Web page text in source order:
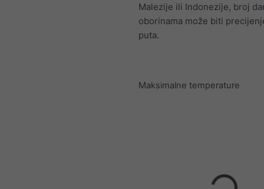
Malezije ili Indonezije, broj
oborinama može biti
puta.
Maksimalne temperature